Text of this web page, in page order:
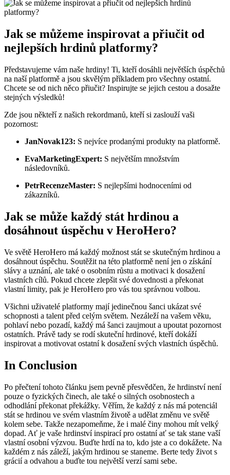
Jak se můžeme inspirovat a přiučit od
nejlepších hrdinů platformy?
Představujeme vám naše hrdiny! Ti, kteří dosáhli největších úspěchů
na naší platformě a jsou skvělým příkladem pro všechny ostatní.
Chcete se od nich něco přiučit? Inspirujte se jejich cestou a dosažte
stejných výsledků!
Zde jsou někteří z našich rekordmanů, kteří si zaslouží vaši
pozornost:
JanNovak123: S nejvíce prodanými produkty na platformě.
EvaMarketingExpert: S největším množstvím
následovníků.
PetrRecenzeMaster: S nejlepšími hodnoceními od
zákazníků.
Jak se může každý stát hrdinou a
dosáhnout úspěchu v HeroHero?
Ve světě HeroHero má každý možnost stát se skutečným hrdinou a
dosáhnout úspěchu. Soutěžit na této platformě není jen o získání
slávy a uznání, ale také o osobním růstu a motivaci k dosažení
vlastních cílů. Pokud chcete zlepšit své dovednosti a překonat
vlastní limity, pak je HeroHero pro vás tou správnou volbou.
Všichni uživatelé platformy mají jedinečnou šanci ukázat své
schopnosti a talent před celým světem. Nezáleží na vašem věku,
pohlaví nebo pozadí, každý má šanci zaujmout a upoutat pozornost
ostatních. Právě tady se rodí skuteční hrdinové, kteří dokáží
inspirovat a motivovat ostatní k dosažení svých vlastních úspěchů.
In Conclusion
Po přečtení tohoto článku jsem pevně přesvědčen, že hrdinství není
pouze o fyzických činech, ale také o silných osobnostech a
odhodlání překonat překážky. Věřím, že každý z nás má potenciál
stát se hrdinou ve svém vlastním životě a udělat změnu ve světě
kolem sebe. Takže nezapomeňme, že i malé činy mohou mít velký
dopad. Ať je vaše hrdinství inspirací pro ostatní ať se tak stane vaší
vlastní osobní výzvou. Buďte hrdí na to, kdo jste a co dokážete. Na
každém z nás záleží, jakým hrdinou se staneme. Berte tedy život s
grácií a odvahou a buďte tou největší verzí sami sebe.